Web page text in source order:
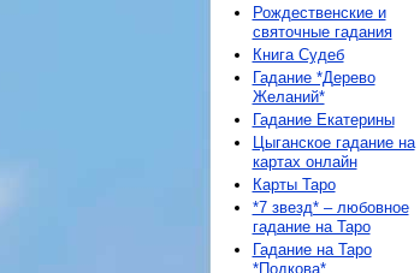
Рождественские и
святочные гадания
Книга Судеб
Гадание *Дерево
Желаний*
Гадание Екатерины
Цыганское гадание на
картах онлайн
Карты Таро
*7 звезд* – любовное
гадание на Таро
Гадание на Таро
*Подкова*